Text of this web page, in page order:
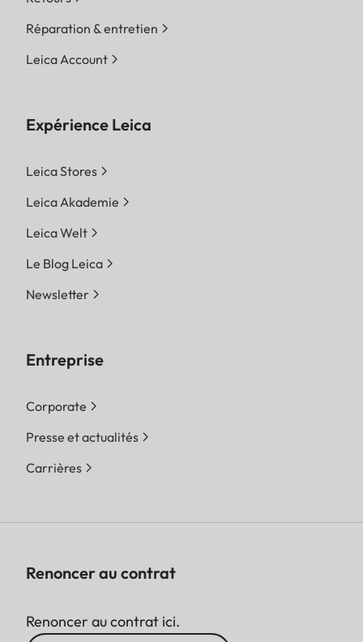
Réparation & entretien
Leica Account
Expérience Leica
Leica Stores
Leica Akademie
Leica Welt
Le Blog Leica
Newsletter
Entreprise
Corporate
Presse et actualités
Carrières
Renoncer au contrat
Renoncer au contrat ici.